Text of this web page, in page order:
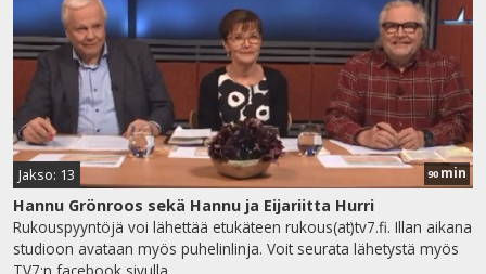
Jakso: 13 90 min
Hannu Grönroos sekä Hannu ja Eijariitta Hurri
Rukouspyyntöjä voi lähettää etukäteen rukous(at)tv7.fi. Illan aikana
studioon avataan myös puhelinlinja. Voit seurata lähetystä myös